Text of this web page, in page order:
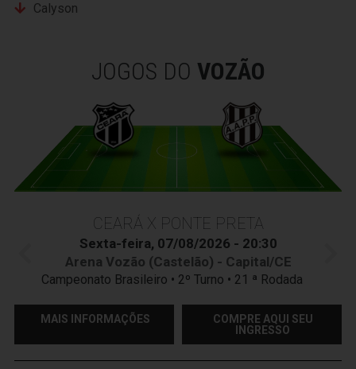
Calyson
JOGOS DO VOZÃO
CEARÁ X PONTE PRETA
Sexta-feira, 07/08/2026 - 20:30
Arena Vozão (Castelão) - Capital/CE
Campeonato Brasileiro • 2º Turno • 21 ª Rodada
MAIS INFORMAÇÕES
COMPRE AQUI SEU
INGRESSO